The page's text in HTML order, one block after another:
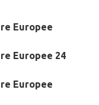
Europee
Europee 24
Europee